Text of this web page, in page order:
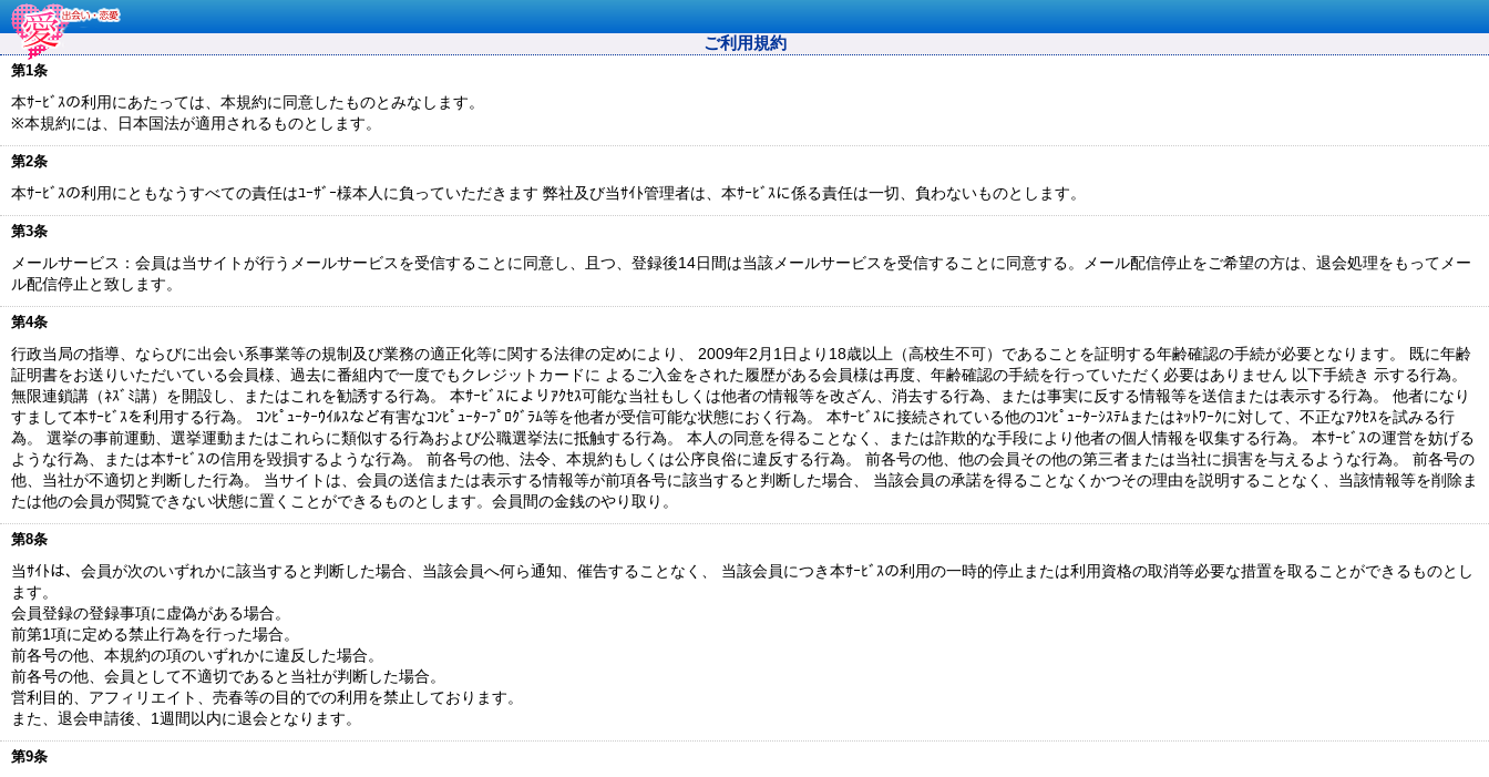
ご利用規約
第1条
本ｻｰﾋﾞｽの利用にあたっては、本規約に同意したものとみなします。
※本規約には、日本国法が適用されるものとします。
第2条
本ｻｰﾋﾞｽの利用にともなうすべての責任はﾕｰｻﾞｰ様本人に負っていただきます 弊社及び当ｻｲﾄ管理者は、本ｻｰﾋﾞｽに係る責任は一切、負わないものとします。
第3条
メールサービス：会員は当サイトが行うメールサービスを受信することに同意し、且つ、登録後14日間は当該メールサービスを受信することに同意する。メール配信停止をご希望の方は、退会処理をもってメー
ル配信停止と致します。
第4条
行政当局の指導、ならびに出会い系事業等の規制及び業務の適正化等に関する法律の定めにより、 2009年2月1日より18歳以上（高校生不可）であることを証明する年齢確認の手続が必要となります。 既に年齢
証明書をお送りいただいている会員様、過去に番組内で一度でもクレジットカードに よるご入金をされた履歴がある会員様は再度、年齢確認の手続を行っていただく必要はありません 以下手続き 示する行為。
無限連鎖講（ﾈｽﾞﾐ講）を開設し、またはこれを勧誘する行為。 本ｻｰﾋﾞｽによりｱｸｾｽ可能な当社もしくは他者の情報等を改ざん、消去する行為、または事実に反する情報等を送信または表示する行為。 他者になり
すまして本ｻｰﾋﾞｽを利用する行為。 ｺﾝﾋﾟｭｰﾀｰｳｲﾙｽなど有害なｺﾝﾋﾟｭｰﾀｰﾌﾟﾛｸﾞﾗﾑ等を他者が受信可能な状態におく行為。 本ｻｰﾋﾞｽに接続されている他のｺﾝﾋﾟｭｰﾀｰｼｽﾃﾑまたはﾈｯﾄﾜｰｸに対して、不正なｱｸｾｽを試みる行
為。 選挙の事前運動、選挙運動またはこれらに類似する行為および公職選挙法に抵触する行為。 本人の同意を得ることなく、または詐欺的な手段により他者の個人情報を収集する行為。 本ｻｰﾋﾞｽの運営を妨げる
ような行為、または本ｻｰﾋﾞｽの信用を毀損するような行為。 前各号の他、法令、本規約もしくは公序良俗に違反する行為。 前各号の他、他の会員その他の第三者または当社に損害を与えるような行為。 前各号の
他、当社が不適切と判断した行為。 当サイトは、会員の送信または表示する情報等が前項各号に該当すると判断した場合、 当該会員の承諾を得ることなくかつその理由を説明することなく、当該情報等を削除ま
たは他の会員が閲覧できない状態に置くことができるものとします。会員間の金銭のやり取り。
第8条
当ｻｲﾄは、会員が次のいずれかに該当すると判断した場合、当該会員へ何ら通知、催告することなく、 当該会員につき本ｻｰﾋﾞｽの利用の一時的停止または利用資格の取消等必要な措置を取ることができるものとし
ます。
会員登録の登録事項に虚偽がある場合。
前第1項に定める禁止行為を行った場合。
前各号の他、本規約の項のいずれかに違反した場合。
前各号の他、会員として不適切であると当社が判断した場合。
営利目的、アフィリエイト、売春等の目的での利用を禁止しております。
また、退会申請後、1週間以内に退会となります。
第9条